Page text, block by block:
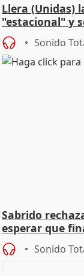
Llera (Unidas)
"estacional" y
Sonido
Sabrido
esperar que
Sonido